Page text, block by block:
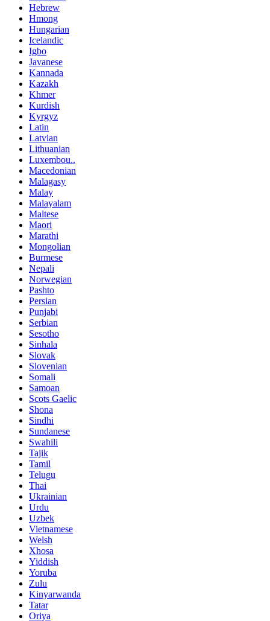
Hebrew
Hmong
Hungarian
Icelandic
Igbo
Javanese
Kannada
Kazakh
Khmer
Kurdish
Kyrgyz
Latin
Latvian
Lithuanian
Luxembou..
Macedonian
Malagasy
Malay
Malayalam
Maltese
Maori
Marathi
Mongolian
Burmese
Nepali
Norwegian
Pashto
Persian
Punjabi
Serbian
Sesotho
Sinhala
Slovak
Slovenian
Somali
Samoan
Scots Gaelic
Shona
Sindhi
Sundanese
Swahili
Tajik
Tamil
Telugu
Thai
Ukrainian
Urdu
Uzbek
Vietnamese
Welsh
Xhosa
Yiddish
Yoruba
Zulu
Kinyarwanda
Tatar
Oriya